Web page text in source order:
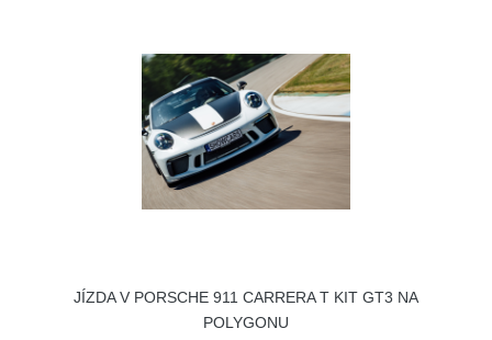
JÍZDA V PORSCHE 911 CARRERA T KIT GT3 NA
POLYGONU